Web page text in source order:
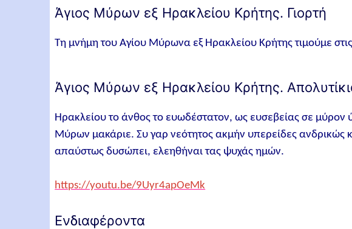
Άγιος Μύρων εξ Ηρακλείου Κρήτης. Γιορτή
Τη μνήμη του Αγίου Μύρωνα εξ Ηρακλείου Κρήτης τιμούμε
Άγιος Μύρων εξ Ηρακλείου Κρήτης.
Ηρακλείου το άνθος το ευωδέστατον, ως ευσεβείας σε μύρον
Μύρων μακάριε. Συ γαρ νεότητος ακμήν υπερείδες ανδρικώς
απαύστως δυσώπει, ελεηθήναι τας ψυχάς ημών.
https://youtu.be/9Uyr4apOeMk
Ενδιαφέροντα